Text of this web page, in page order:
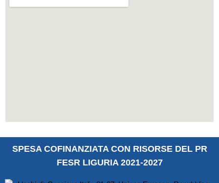
SPESA COFINANZIATA CON RISORSE DEL PR
FESR LIGURIA 2021-2027